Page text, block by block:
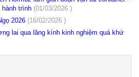
hành trình (01/03/2026 )
2026 (16/02/2026 )
lai qua lăng kính kinh nghiệm quá khứ